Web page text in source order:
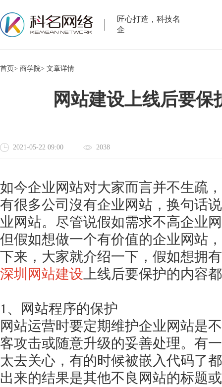
匠心打造，科技名
企
首页> 商学院> 文章详情
网站建设上线后要保
2021-05-22 09:00 2038
如今企业网站对大家而言并不生疏
有很多公司沒有企业网站，换句话
业网站。尽管说假如需求不高企业
但假如想做一个有价值的企业网站
下来，大家就介绍一下，假如想拥
深圳网站建设 上线后要保护的内容
1、网站程序的保护
网站运营时要定期维护企业网站是
客攻击或随意升级的妥善处理。有
太去关心，有的时候被嵌入代码了
出来的结果是其他不良网站的标题